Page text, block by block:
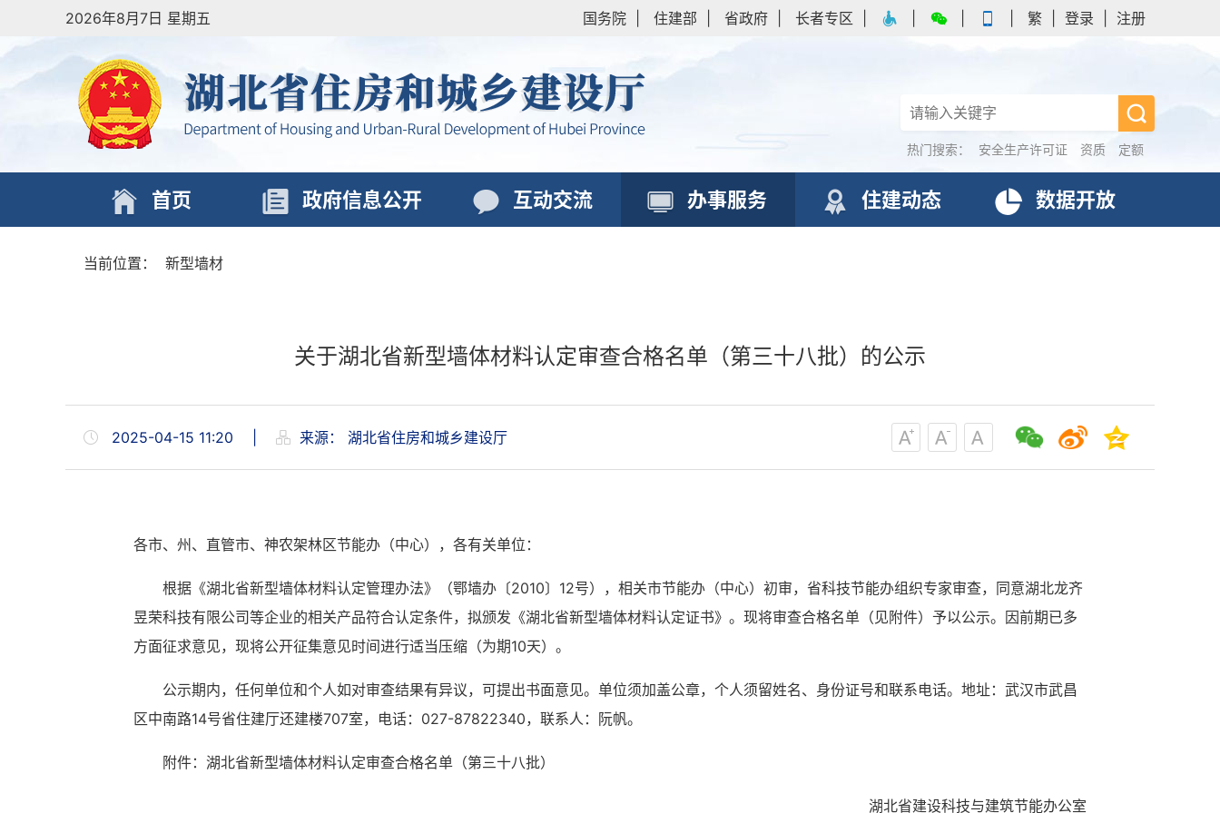
2026年8月7日 星期五 国务院 住建部 省政府 长者专区 繁 登录 注册
热门搜索： 安全生产许可证 资质 定额
首页 政府信息公开 互动交流 办事服务 住建动态 数据开放
当前位置： 新型墙材
关于湖北省新型墙体材料认定审查合格名单（第三十八批）的公示
2025-04-15 11:20 来源： 湖北省住房和城乡建设厅
各市、州、直管市、神农架林区节能办（中心），各有关单位：
根据《湖北省新型墙体材料认定管理办法》（鄂墙办〔2010〕12号），相关市节能办（中心）初审，省科技节能办组织专家审查，同意湖北龙齐
昱荣科技有限公司等企业的相关产品符合认定条件， 拟颁发《湖北省新型墙体材料认定证书》。现将审查合格名单（见附件）予以公示。因前期已多
方面征求意见，现将公开征集意见时间进行适当压缩（为期10天） 。
公示期内，任何单位和个人如对审查结果有异议，可提出书面意见。单位须加盖公章，个人须留姓名、身份证号和联系电话。地址：武汉市武昌
区中南路14号省住建厅还建楼707室，电话：027-87822340，联系人： 阮帆。
附件：湖北省新型墙体材料认定审查合格名单（第三十八批）
湖北省建设科技与建筑节能办公室